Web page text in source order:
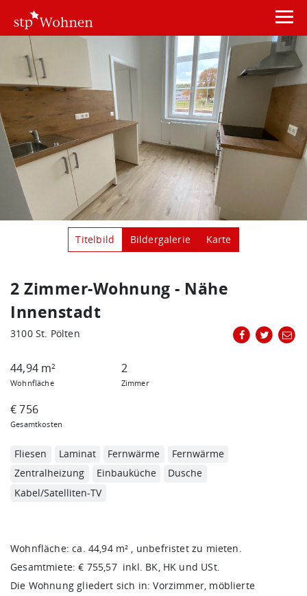
Titelbild Bildergalerie Karte
2 Zimmer-Wohnung - Nähe
Innenstadt
3100 St. Pölten
44,94 m2
Wohnfläche
2
Zimmer
€ 756
Gesamtkosten
Fliesen Laminat Fernwärme
Fernwärme
Zentralheizung
Einbauküche
Dusche
Kabel/Satelliten-TV
Wohnfläche: ca. 44,94 m² , unbefristet zu mieten.
Gesamtmiete: € 755,57 inkl. BK, HK und USt.
Die Wohnung gliedert sich in: Vorzimmer, möblierte